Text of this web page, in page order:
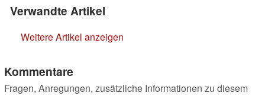
Verwandte Artikel
Weitere Artikel anzeigen
Kommentare
Fragen, Anregungen, zusätzliche Informationen zu diesem